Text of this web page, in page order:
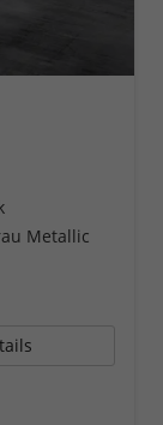
Metallic